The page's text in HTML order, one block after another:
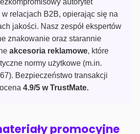
relacjach B2B, opierając się na
jakości. Nasz zespół ekspertów
znakowanie oraz starannie
akcesoria reklamowe, które
normy użytkowe (m.in.
Bezpieczeństwo transakcji
4.9/5 w TrustMate.
promocyjne